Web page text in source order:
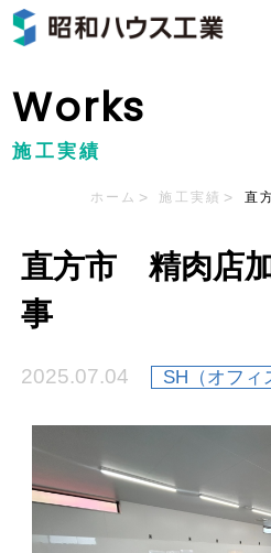
Works
施工実績
ホーム 施工実績 直
直方市 精肉店
事
2025.07.04 SH（オフィ